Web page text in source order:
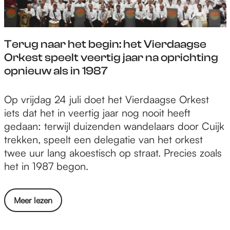
l
u
m
n
i
t
a
j
e
c
t
t
a
t
s
t
e
a
l
u
m
n
i
o
l
e
r
i
n
e
r
i
n
g
n
e
n
e
e
n
s
r
a
a
t
v
o
h
e
,
v
a
n
r
f
e
l
r
a
n
d
o
n
a
r
D
K
a
a
i
j
,
a
n
Terug naar het begin: het Vierdaagse
Orkest speelt veertig jaar na oprichting
opnieuw als in 1987
T
e
r
u
g
n
a
r
Op vrijdag 24 juli doet het Vierdaagse Orkest
iets dat het in veertig jaar nog nooit heeft
gedaan: terwijl duizenden wandelaars door Cuijk
trekken, speelt een delegatie van het orkest
twee uur lang akoestisch op straat. Precies zoals
het in 1987 begon.
Meer lezen
o
v